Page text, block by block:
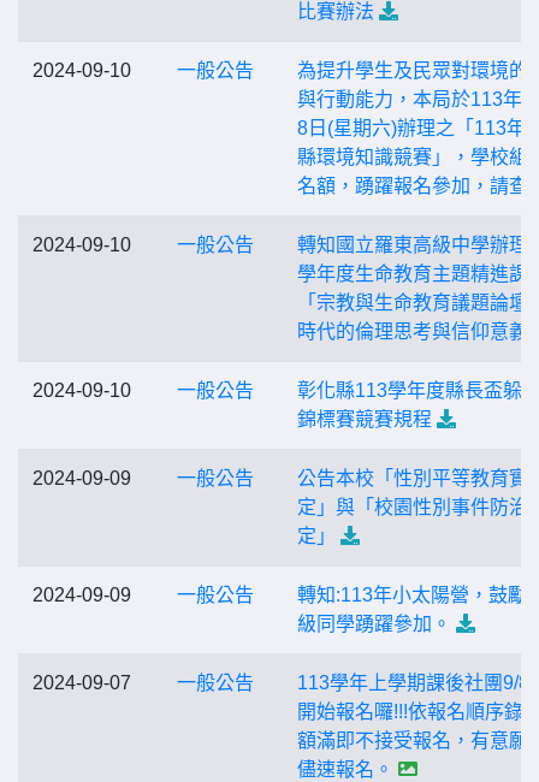
比賽辦法
2024-09-10 一般公告
為提升學生及民眾對環境的
與行動能力，本局於113年9
8日(星期六)辦理之「113年
縣環境知識競賽」，學校組
名額，踴躍報名參加，請查
2024-09-10 一般公告
轉知國立羅東高級中學辦理
學年度生命教育主題精進課
「宗教與生命教育議題論壇
時代的倫理思考與信仰意義
2024-09-10 一般公告
彰化縣113學年度縣長盃躲
錦標賽競賽規程
2024-09-09 一般公告
公告本校「性別平等教育實
定」與「校園性別事件防治
定」
2024-09-09 一般公告
轉知:113年小太陽營，鼓勵
級同學踴躍參加。
2024-09-07 一般公告
113學年上學期課後社團9/8(
開始報名囉!!!依報名順序錄
額滿即不接受報名，有意願
儘速報名。